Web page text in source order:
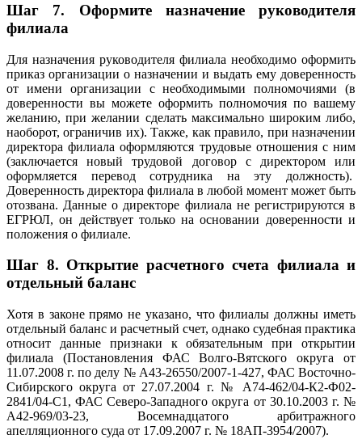
Шаг 7. Оформите назначение руководителя
филиала
Для назначения руководителя филиала необходимо оформить
приказ организации о назначении и выдать ему доверенность
от имени организации с необходимыми полномочиями (в
доверенности вы можете оформить полномочия по вашему
желанию, при желании сделать максимально широким либо,
наоборот, ограничив их). Также, как правило, при назначении
директора филиала оформляются трудовые отношения с ним
(заключается новый трудовой договор с директором или
оформляется перевод сотрудника на эту должность).
Доверенность директора филиала в любой момент может быть
отозвана. Данные о директоре филиала не регистрируются в
ЕГРЮЛ, он действует только на основании доверенности и
положения о филиале.
Шаг 8. Открытие расчетного счета филиала и
отдельный баланс
Хотя в законе прямо не указано, что филиалы должны иметь
отдельный баланс и расчетный счет, однако судебная практика
относит данные признаки к обязательным при открытии
филиала (Постановления ФАС Волго-Вятского округа от
11.07.2008 г. по делу № А43-26550/2007-1-427, ФАС Восточно-
Сибирского округа от 27.07.2004 г. № А74-462/04-К2-Ф02-
2841/04-С1, ФАС Северо-Западного округа от 30.10.2003 г. №
А42-969/03-23, Восемнадцатого арбитражного
апелляционного суда от 17.09.2007 г. № 18АП-3954/2007).